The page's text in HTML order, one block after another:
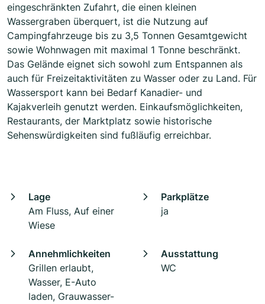
eingeschränkten Zufahrt, die einen kleinen
Wassergraben überquert, ist die Nutzung auf
Campingfahrzeuge bis zu 3,5 Tonnen Gesamtgewicht
sowie Wohnwagen mit maximal 1 Tonne beschränkt.
Das Gelände eignet sich sowohl zum Entspannen als
auch für Freizeitaktivitäten zu Wasser oder zu Land. Für
Wassersport kann bei Bedarf Kanadier- und
Kajakverleih genutzt werden. Einkaufsmöglichkeiten,
Restaurants, der Marktplatz sowie historische
Sehenswürdigkeiten sind fußläufig erreichbar.
Lage
Am Fluss, Auf einer
Wiese
Parkplätze
ja
Annehmlichkeiten
Grillen erlaubt,
Wasser, E-Auto
laden, Grauwasser-
Ausstattung
WC